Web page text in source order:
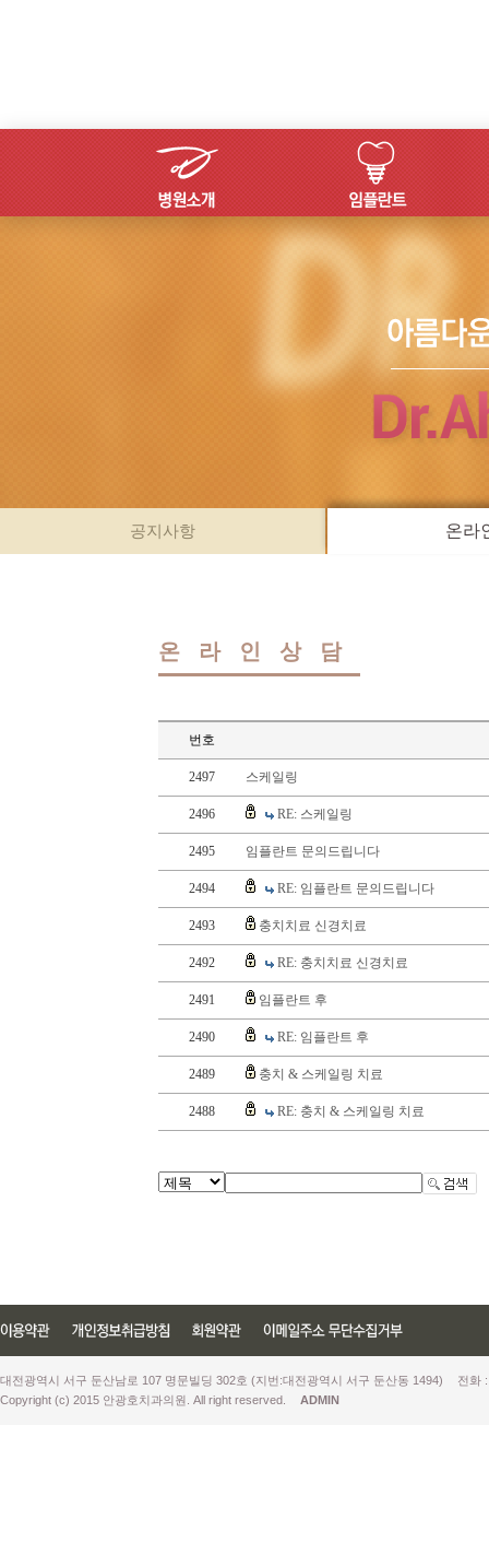
공지사항 온라
온라인상담
번호
2497 스케일링
2496 RE: 스케일링
2495 임플란트 문의드립니다
2494 RE: 임플란트 문의드립니다
2493 충치치료 신경치료
2492 RE: 충치치료 신경치료
2491 임플란트 후
2490 RE: 임플란트 후
2489 충치 & 스케일링 치료
2488 RE: 충치 & 스케일링 치료
대전광역시 서구 둔산남로 107 명문빌딩 302호 (지번:대전광역시 서구 둔산동 1494)
전화
Copyright (c) 2015 안광호치과의원. All right reserved.
ADMIN